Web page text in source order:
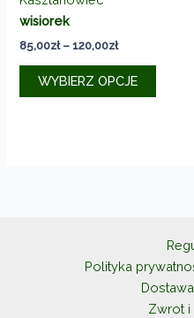
wisiorek
85,00zł – 120,00złZakres
od
85,00zł
WYBIERZ OPCJE
Ten
na
Polityka
Zwrot i